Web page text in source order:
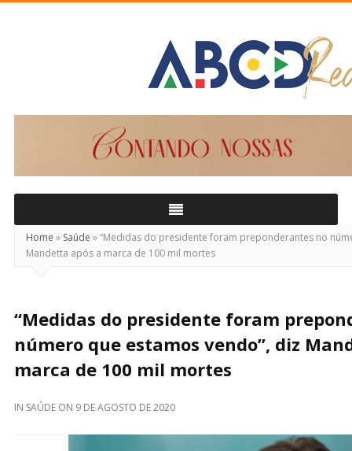
Home » Saúde »“Medidas do presidente foram preponderantes no
Mandetta após a marca de 100 mil mortes
“Medidas do presidente foram
número que estamos vendo”, diz
marca de 100 mil mortes
IN SAÚDE ON 9 DE AGOSTO DE 2020